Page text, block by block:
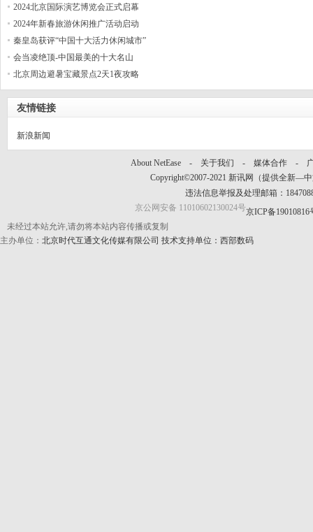
2024北京国际演艺博览会正式启幕
2024年新春旅游休闲推广活动启动
秦皇岛获评“中国十大活力休闲城市”
会当凌绝顶-中国最美的十大名山
北京周边避暑宝藏景点2天1夜攻略
友情链接
新浪新闻
About NetEase - 关于我们 - 媒体合作 -
Copyright©2007-2021 新讯网（提供全新—中
违法信息举报及处理邮箱：
京公网安备 11010602130024号京ICP备
未经过本站允许,请勿将本站内容传播或复制
主办单位： 北京时代互通文化传媒有限公司 技术支持单位：西部数码